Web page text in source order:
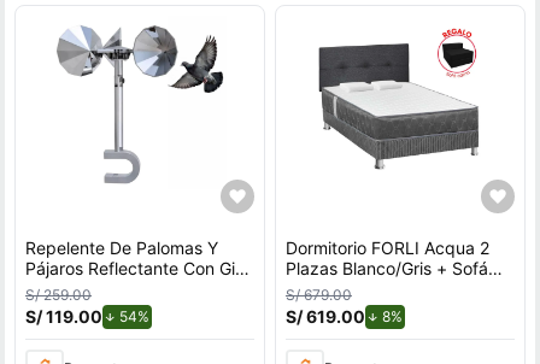
Repelente De Palomas Y
Pájaros Reflectante Con Giro
Por Viento Para Exteriores
Con Soporte en U
S/ 259.00
S/ 119.00 54%
Dormitorio FORLI Acqua 2
Plazas Blanco/Gris + Sofá
Cama
S/ 679.00
S/ 619.00 8%de descuento.